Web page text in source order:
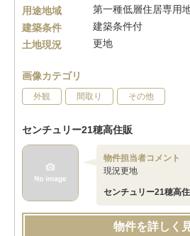
用途地域
第一種低層住居専用
建築条件
建築条件付
土地現況
更地
画像カテゴリ
外観 間取り その他
センチュリー21穂高住販
物件担当者コメント
現況更地
センチュリー21穂高
物件を詳しく